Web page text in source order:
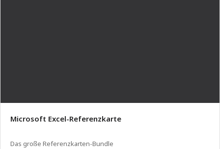
Microsoft Excel-Referenzkarte
Das große Referenzkarten-Bundle